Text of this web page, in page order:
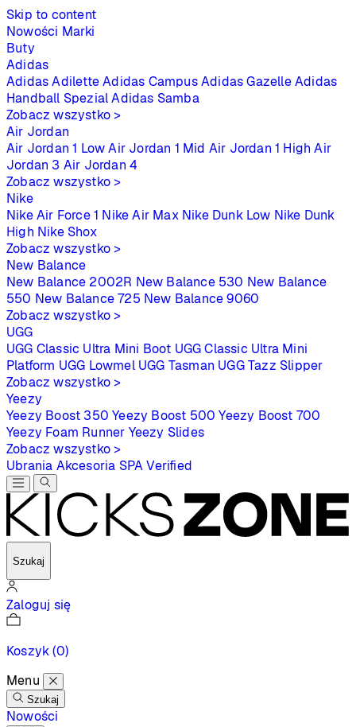
Skip to content
Nowości Marki
Buty
Adidas
Adidas Adilette Adidas Campus Adidas Gazelle Adidas
Handball Spezial Adidas Samba
Zobacz wszystko >
Air Jordan
Air Jordan 1 Low Air Jordan 1 Mid Air Jordan 1 High Air
Jordan 3 Air Jordan 4
Zobacz wszystko >
Nike
Nike Air Force 1 Nike Air Max Nike Dunk Low Nike Dunk
High Nike Shox
Zobacz wszystko >
New Balance
New Balance 2002R New Balance 530 New Balance
550 New Balance 725 New Balance 9060
Zobacz wszystko >
UGG
UGG Classic Ultra Mini Boot UGG Classic Ultra Mini
Platform UGG Lowmel UGG Tasman UGG Tazz Slipper
Zobacz wszystko >
Yeezy
Yeezy Boost 350 Yeezy Boost 500 Yeezy Boost 700
Yeezy Foam Runner Yeezy Slides
Zobacz wszystko >
Ubrania Akcesoria SPAVerified
Szukaj
Zaloguj się
Koszyk(0)
Menu
Szukaj
Nowości